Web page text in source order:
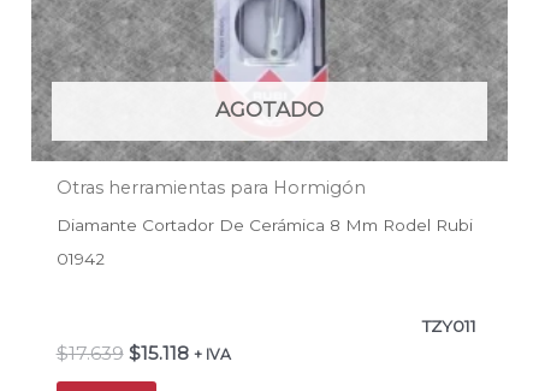
AGOTADO
Otras herramientas para Hormigón
Diamante Cortador De Cerámica 8 Mm Rodel Rubi
01942
TZY011
$17.639 $15.118 + IVA